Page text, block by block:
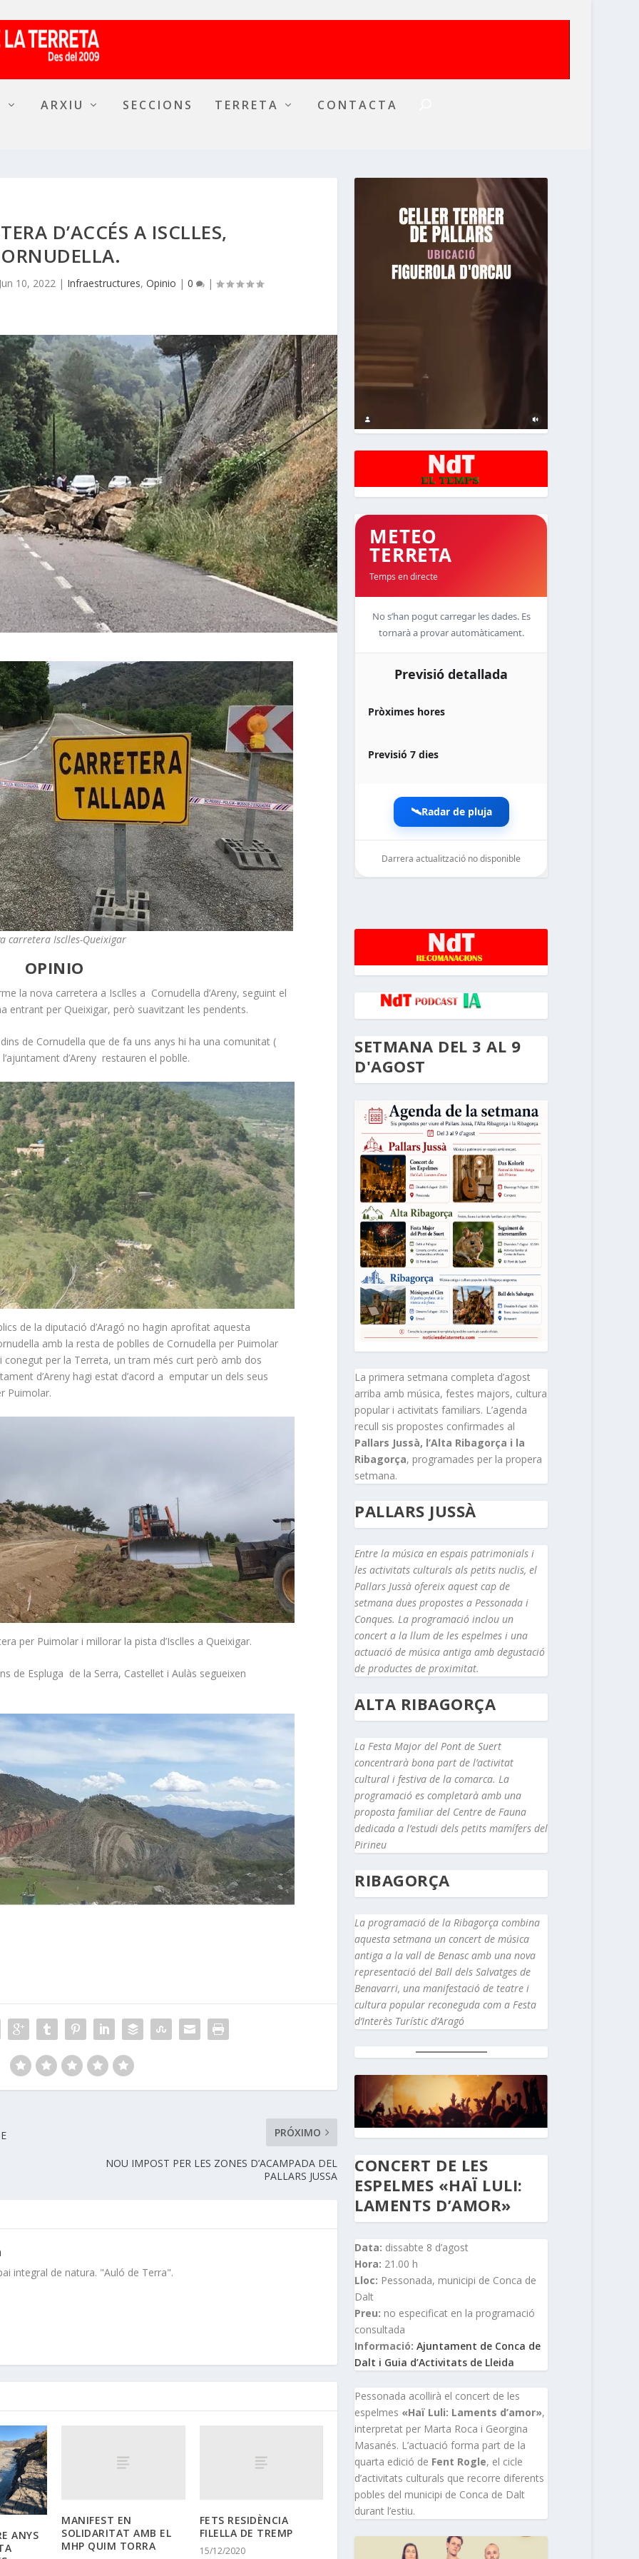
ARXIU SECCIONS TERRETA CONTACTA
D’ACCÉS A ISCLLES,
10, 2022 | Infraestructures,Opinio |0 |
carretera Isclles-Queixigar
OPINIO
la nova carretera a Isclles a Cornudella d’Areny, seguint el
entrant per Queixigar, però suavitzant les pendents.
de Cornudella que de fa uns anys hi ha una comunitat (
d’Areny restauren el poblle.
de la diputació d’Aragó no hagin aprofitat aquesta
amb la resta de poblles de Cornudella per Puimolar
per la Terreta, un tram més curt però amb dos
d’Areny hagi estat d’acord a emputar un dels seus
Puimolar.
per Puimolar i millorar la pista d’Isclles a Queixigar.
de Espluga de la Serra, Castellet i Aulàs segueixen
PRÓXIMO
NOU IMPOST PER LES ZONES D’ACAMPADA DEL
PALLARS JUSSA
integral de natura. "Auló de Terra".
ANYS
MANIFEST EN
SOLIDARITAT AMB EL
MHP QUIM TORRA
FETS RESIDÈNCIA
FILELLA DE TREMP
15/12/2020
METEO
TERRETA
Temps en directe
No s’han pogut carregar les dades. Es
tornarà a provar automàticament.
Previsió detallada
Pròximes hores
Previsió 7 dies
🛰️Radar de pluja
Darrera actualització no disponible
noticiesdelaterreta.com
SETMANA DEL 3 AL 9
D'AGOST
La primera setmana completa d’agost
arriba amb música, festes majors, cultura
popular i activitats familiars. L’agenda
recull sis propostes confirmades al
Pallars Jussà, l’Alta Ribagorça i la
Ribagorça, programades per la propera
setmana.
PALLARS JUSSÀ
Entre la música en espais patrimonials i
les activitats culturals als petits nuclis, el
Pallars Jussà ofereix aquest cap de
setmana dues propostes a Pessonada i
Conques. La programació inclou un
concert a la llum de les espelmes i una
actuació de música antiga amb degustació
de productes de proximitat.
ALTA RIBAGORÇA
La Festa Major del Pont de Suert
concentrarà bona part de l’activitat
cultural i festiva de la comarca. La
programació es completarà amb una
proposta familiar del Centre de Fauna
dedicada a l’estudi dels petits mamífers del
Pirineu
RIBAGORÇA
La programació de la Ribagorça combina
aquesta setmana un concert de música
antiga a la vall de Benasc amb una nova
representació del Ball dels Salvatges de
Benavarri, una manifestació de teatre i
cultura popular reconeguda com a Festa
d’Interès Turístic d’Aragó
CONCERT DE LES
ESPELMES «HAÏ LULI:
LAMENTS D’AMOR»
Data: dissabte 8 d’agost
Hora: 21.00 h
Lloc: Pessonada, municipi de Conca de
Dalt
Preu: no especificat en la programació
consultada
Informació: Ajuntament de Conca de
Dalt i Guia d’Activitats de Lleida
Pessonada acollirà el concert de les
espelmes «Haï Luli: Laments d’amor»,
interpretat per Marta Roca i Georgina
Masanés. L’actuació forma part de la
quarta edició de Fent Rogle, el cicle
d’activitats culturals que recorre diferents
pobles del municipi de Conca de Dalt
durant l’estiu.